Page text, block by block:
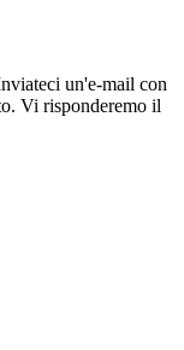
un'e-mail con
Vi risponderemo il